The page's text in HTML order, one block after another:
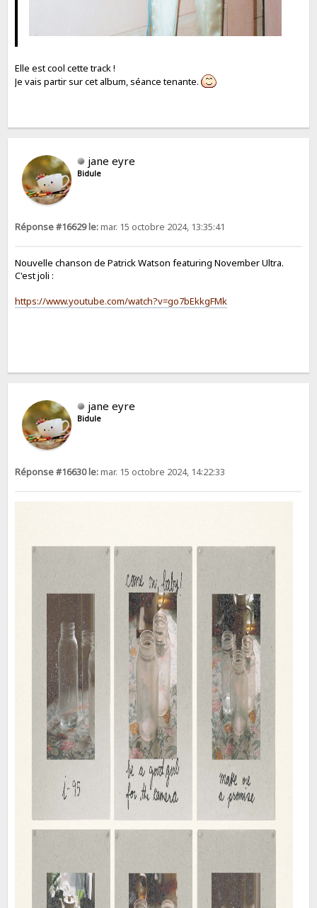
Elle est cool cette track !
Je vais partir sur cet album, séance tenante.
jane eyre
Bidule
Réponse #16629 le:mar. 15 octobre 2024, 13:35:41
Nouvelle chanson de Patrick Watson featuring November Ultra.
C'est joli :
https://www.youtube.com/watch?v=go7bEkkgFMk
jane eyre
Bidule
Réponse #16630 le:mar. 15 octobre 2024, 14:22:33